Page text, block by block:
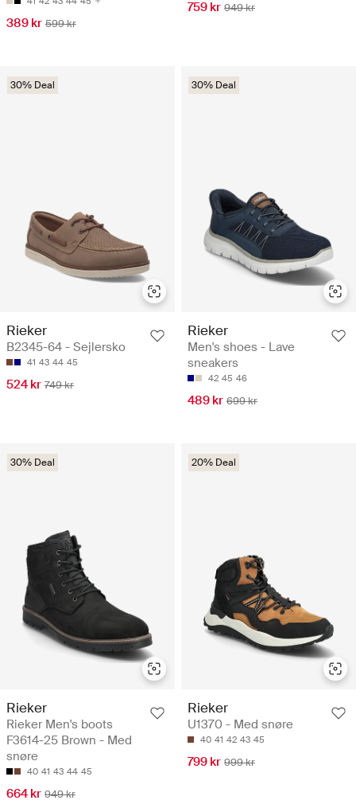
389 kr 599 kr
759 kr 949 kr
30% Deal
Rieker
B2345-64 - Sejlersko
41 43 44 45
524 kr 749 kr
30% Deal
Rieker
Men's shoes - Lave
sneakers
42 45 46
489 kr 699 kr
30% Deal
Rieker
Rieker Men's boots
F3614-25 Brown - Med
snøre
40 41 43 44 45
664 kr 949 kr
20% Deal
Rieker
U1370 - Med snøre
40 41 42 43 45
799 kr 999 kr